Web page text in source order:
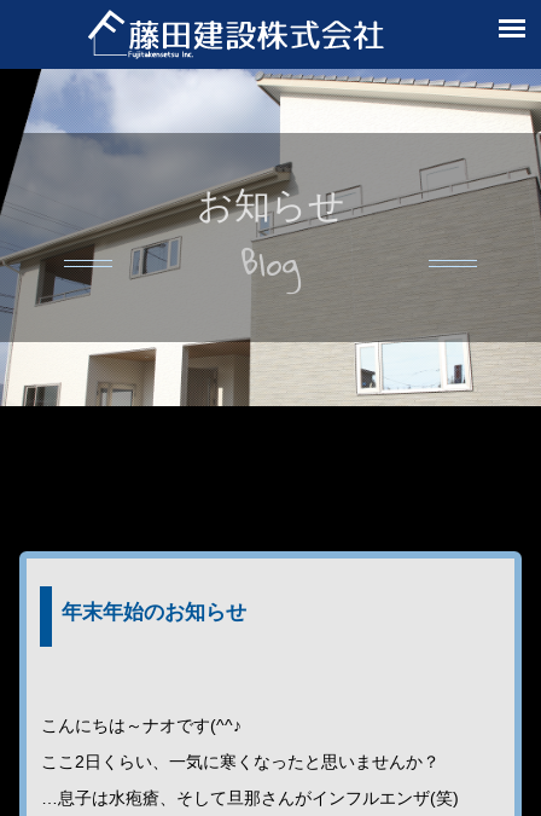
お知らせ
Blog
年末年始のお知らせ
こんにちは～ナオです(^^♪
ここ2日くらい、一気に寒くなったと思いませんか？
…息子は水疱瘡、そして旦那さんがインフルエンザ(笑)